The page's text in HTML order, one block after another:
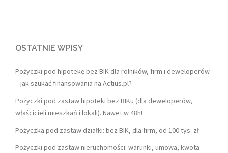
OSTATNIE WPISY
Pożyczki pod hipotekę bez BIK dla rolników, firm i deweloperów
– jak szukać finansowania na Actius.pl?
Pożyczki pod zastaw hipoteki bez BIKu (dla deweloperów,
właścicieli mieszkań i lokali). Nawet w 48h!
Pożyczka pod zastaw działki: bez BIK, dla firm, od 100 tys. zł
Pożyczki pod zastaw nieruchomości: warunki, umowa, kwota